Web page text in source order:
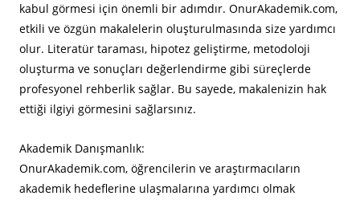
kabul görmesi için önemli bir adımdır. OnurAkademik.com,
etkili ve özgün makalelerin oluşturulmasında size yardımcı
olur. Literatür taraması, hipotez geliştirme, metodoloji
oluşturma ve sonuçları değerlendirme gibi süreçlerde
profesyonel rehberlik sağlar. Bu sayede, makalenizin hak
ettiği ilgiyi görmesini sağlarsınız.
Akademik Danışmanlık:
OnurAkademik.com, öğrencilerin ve araştırmacıların
akademik hedeflerine ulaşmalarına yardımcı olmak